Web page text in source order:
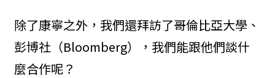
除了康寧之外，我們還拜訪了哥倫比亞大學、
彭博社（Bloomberg），我們能跟他們談什
麼合作呢？